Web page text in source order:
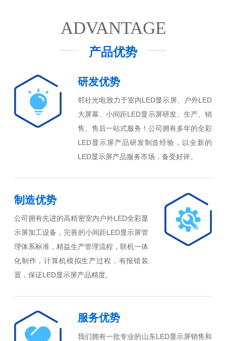
ADVANTAGE
产品优势
研发优势
邻社光电致力于室内LED显示屏、户外LED
大屏幕、小间距LED显示屏研发、生产、销
售、售后一站式服务！公司拥有多年的全彩
LED显示屏产品研发制造经验，以全新的
LED显示屏产品服务市场，备受好评。
制造优势
公司拥有先进的高精密室内户外LED全彩显
示屏加工设备，完善的小间距LED显示屏管
理体系标准，精益生产管理流程，联机一体
化制作，计算机模拟生产过程，有报错装
置，保证LED显示屏产品精度。
服务优势
我们拥有一批专业的山东LED显示屏销售和